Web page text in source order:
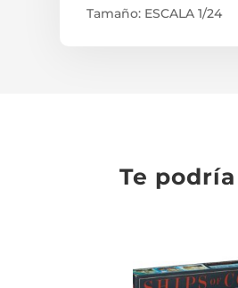
Tamaño: ESCALA 1/24
Te podría